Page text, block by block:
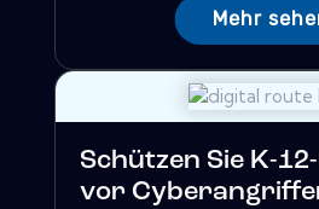
Mehr
Schützen Sie K-
vor